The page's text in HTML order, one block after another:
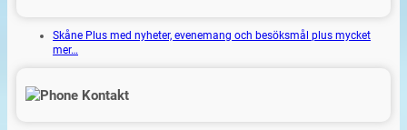
Skåne Plus med nyheter, evenemang och besöksmål plus mycket
mer…
Kontakt